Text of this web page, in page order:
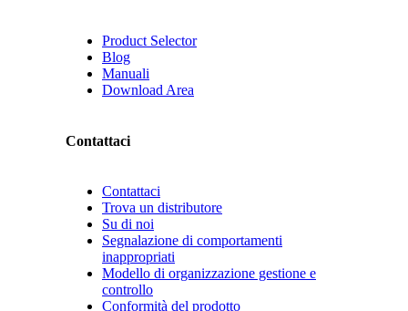
Product Selector
Blog
Manuali
Download Area
Contattaci
Contattaci
Trova un distributore
Su di noi
Segnalazione di comportamenti
inappropriati
Modello di organizzazione gestione e
controllo
Conformità del prodotto